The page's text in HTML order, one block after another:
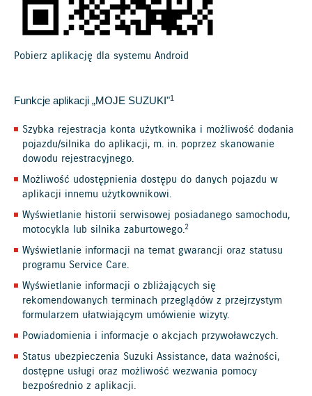
Pobierz aplikację dla systemu Android
Funkcje aplikacji „MOJE SUZUKI"1
Szybka rejestracja konta użytkownika i możliwość dodania
pojazdu/silnika do aplikacji, m. in. poprzez skanowanie
dowodu rejestracyjnego.
Możliwość udostępnienia dostępu do danych pojazdu w
aplikacji innemu użytkownikowi.
Wyświetlanie historii serwisowej posiadanego samochodu,
motocykla lub silnika zaburtowego.2
Wyświetlanie informacji na temat gwarancji oraz statusu
programu Service Care.
Wyświetlanie informacji o zbliżających się
rekomendowanych terminach przeglądów z przejrzystym
formularzem ułatwiającym umówienie wizyty.
Powiadomienia i informacje o akcjach przywoławczych.
Status ubezpieczenia Suzuki Assistance, data ważności,
dostępne usługi oraz możliwość wezwania pomocy
bezpośrednio z aplikacji.